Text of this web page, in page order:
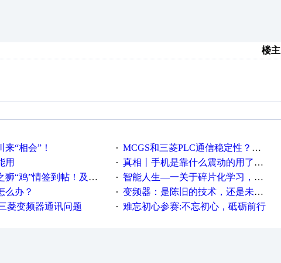
楼主
来“相会”！ · MCGS和三菱PLC通信稳定性？？？
用 · 真相丨手机是靠什么震动的用了这么多年才知道！
情签到帖！及时更新在线研讨会预告 · 智能人生—一关于碎片化学习，看这一篇就够了！
么办？ · 变频器：是陈旧的技术，还是未来的幕后英雄？
菱变频器通讯问题 · 难忘初心参赛:不忘初心，砥砺前行